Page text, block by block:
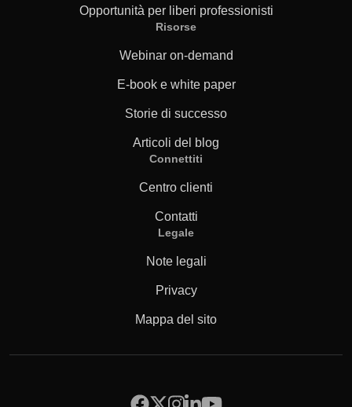
Opportunità per liberi professionisti
Risorse
Webinar on-demand
E-book e white paper
Storie di successo
Articoli del blog
Connettiti
Centro clienti
Contatti
Legale
Note legali
Privacy
Mappa del sito